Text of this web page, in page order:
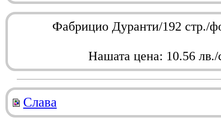
Фабрицио Дуранти/192 стр./
Нашата цена: 10.56 лв./
Слава